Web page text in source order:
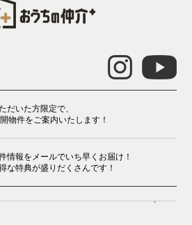
だいた方限定で、
物件をご案内いたします！
情報をメールでいち早くお届け！
な特典が盛りだくさんです！